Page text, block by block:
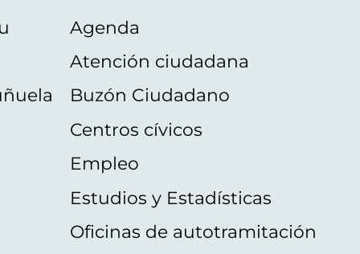
Agenda
Atención ciudadana
Buzón Ciudadano
Centros cívicos
Empleo
Estudios y Estadísticas
Oficinas de autotramitación